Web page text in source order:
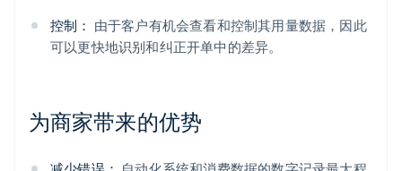
控制： 由于客户有机会查看和控制其用量数据，因此
可以更快地识别和纠正开单中的差异。
为商家带来的优势